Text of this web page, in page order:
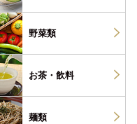
野菜類
お茶・ 飲料
麺類